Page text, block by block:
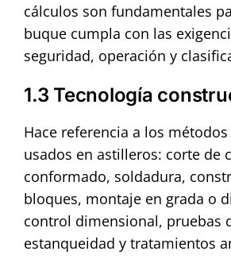
cálculos son fundamentales
buque cumpla con las
seguridad, operación y
1.3 Tecnología
Hace referencia a los
usados en astilleros: corte de
conformado, soldadura,
bloques, montaje en grada o
control dimensional, pruebas
estanqueidad y tratamientos